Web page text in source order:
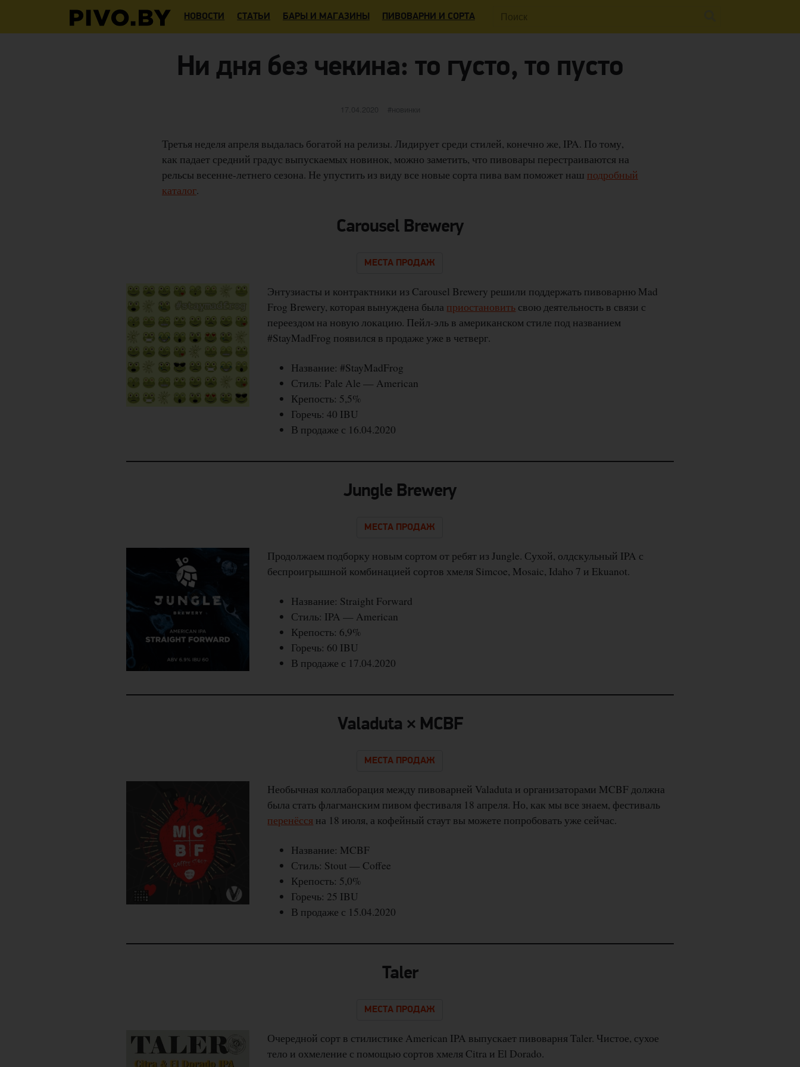
Поиск:
НОВОСТИ СТАТЬИ БАРЫ И МАГАЗИНЫ ПИВОВАРНИ И СОРТА
Ни дня без чекина: то густо, то пусто
Опубликовано
17.04.2020 категории
новинки
Третья неделя апреля выдалась богатой на релизы. Лидирует среди стилей, конечно же, IPA. По тому,
как падает средний градус выпускаемых новинок, можно заметить, что пивовары перестраиваются на
рельсы весенне-летнего сезона. Не упустить из виду все новые сорта пива вам поможет наш подробный
каталог.
Carousel Brewery
МЕСТА ПРОДАЖ
Энтузиасты и контрактники из Carousel Brewery решили поддержать пивоварню Mad
Frog Brewery, которая вынуждена была приостановить свою деятельность в связи с
переездом на новую локацию. Пейл-эль в американском стиле под названием
#StayMadFrog появился в продаже уже в четверг.
Название: #StayMadFrog
Стиль: Pale Ale — American
Крепость: 5,5%
Горечь: 40 IBU
В продаже с 16.04.2020
Jungle Brewery
МЕСТА ПРОДАЖ
Продолжаем подборку новым сортом от ребят из Jungle. Сухой, олдскульный IPA с
беспроигрышной комбинацией сортов хмеля Simcoe, Mosaic, Idaho 7 и Ekuanot.
Название: Straight Forward
Стиль: IPA — American
Крепость: 6,9%
Горечь: 60 IBU
В продаже с 17.04.2020
Valaduta × MCBF
МЕСТА ПРОДАЖ
Необычная коллаборация между пивоварней Valaduta и организаторами MCBF должна
была стать флагманским пивом фестиваля 18 апреля. Но, как мы все знаем, фестиваль
перенёсся на 18 июля, а кофейный стаут вы можете попробовать уже сейчас.
Название: MCBF
Стиль: Stout — Coffee
Крепость: 5,0%
Горечь: 25 IBU
В продаже с 15.04.2020
Taler
МЕСТА ПРОДАЖ
Очередной сорт в стилистике American IPA выпускает пивоварня Taler. Чистое, сухое
тело и охмеление с помощью сортов хмеля Citra и El Dorado.